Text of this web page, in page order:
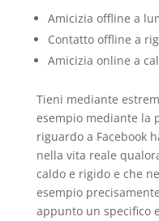
Amicizia offline a
Contatto offline a
Amicizia online a
Tieni mediante
esempio mediante la
riguardo a Facebook
nella vita reale
caldo e rigido e che
esempio
appunto un specifico